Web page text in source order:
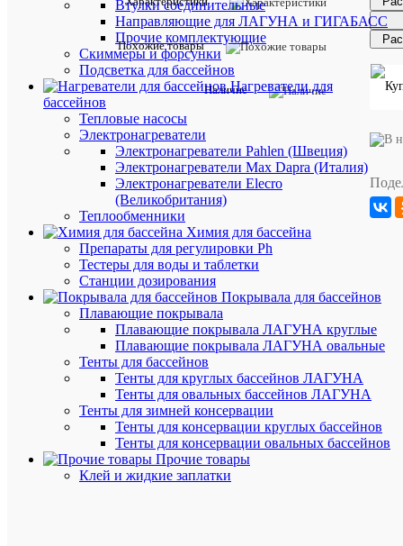
Втулки соединительные
Направляющие для ЛАГУНА и ГИГАБАСС
Прочие комплектующие
Скиммеры и форсунки
Подсветка для бассейнов
Нагреватели для
бассейнов
Тепловые насосы
Электронагреватели
Электронагреватели Pahlen (Швеция)
Электронагреватели Max Dapra (Италия)
Электронагреватели Elecro
(Великобритания)
Теплообменники
Химия для бассейна
Препараты для регулировки Ph
Тестеры для воды и таблетки
Станции дозирования
Покрывала для бассейнов
Плавающие покрывала
Плавающие покрывала ЛАГУНА круглые
Плавающие покрывала ЛАГУНА овальные
Тенты для бассейнов
Тенты для круглых бассейнов ЛАГУНА
Тенты для овальных бассейнов ЛАГУНА
Тенты для зимней консервации
Тенты для консервации круглых бассейнов
Тенты для консервации овальных бассейнов
Прочие товары
Клей и жидкие заплатки
Похожие товары
Наличие
Цвет:
Бриз
Все
бассейна
да
Установка
Толщина
Бриз
Цвет
пакета
бриз